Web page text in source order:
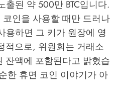
출된 약 500만 BTC입니다.
인을 사용할 때만 드러나
용하면 그 키가 원장에 영
적으로, 위원회는 거래소
잔액에 포함된다고 밝혔습
한 휴면 코인 이야기가 아